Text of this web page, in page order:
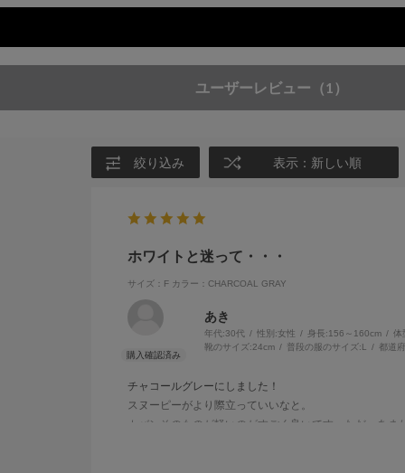
ユーザーレビュー （1）
絞り込み 表示：新しい順
ホワイトと迷って・・・
サイズ：F カラー：CHARCOAL GRAY
あき
年代:30代 性別:女性 身長:156～160cm
体
靴のサイズ:24cm 普段の服のサイズ:L 都道
チャコールグレーにしました！
スヌーピーがより際立っていいなと。
カバンそのものが軽いのがすごく良いです。ただ、あ